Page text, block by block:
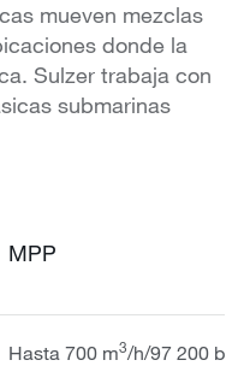
mueven mezclas
donde la
Sulzer trabaja con
submarinas
MPP
Hasta 700 m3/h/97 200